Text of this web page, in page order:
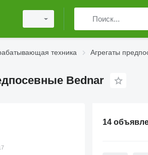
техника Агрегаты
Bednar
14